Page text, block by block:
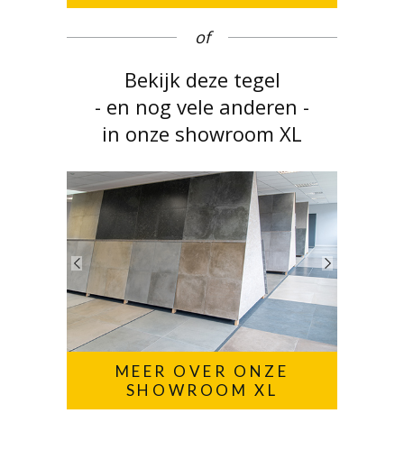
of
Bekijk deze tegel
- en nog vele anderen -
in onze showroom XL
MEER OVER ONZE
SHOWROOM XL